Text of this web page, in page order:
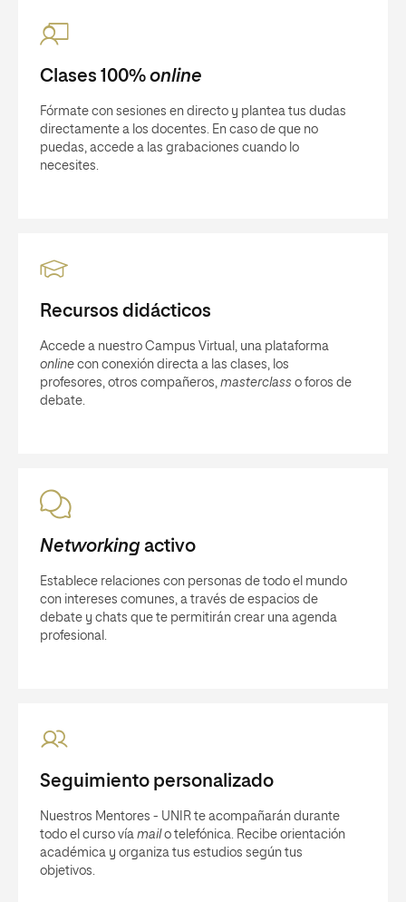
Clases 100% online
Fórmate con sesiones en directo y plantea tus dudas
directamente a los docentes. En caso de que no
puedas, accede a las grabaciones cuando lo
necesites.
Recursos didácticos
Accede a nuestro Campus Virtual, una plataforma
online con conexión directa a las clases, los
profesores, otros compañeros, masterclass o foros de
debate.
Networkingactivo
Establece relaciones con personas de todo el mundo
con intereses comunes, a través de espacios de
debate y chats que te permitirán crear una agenda
profesional.
Seguimiento personalizado
Nuestros Mentores - UNIR te acompañarán durante
todo el curso vía mail o telefónica. Recibe orientación
académica y organiza tus estudios según tus
objetivos.